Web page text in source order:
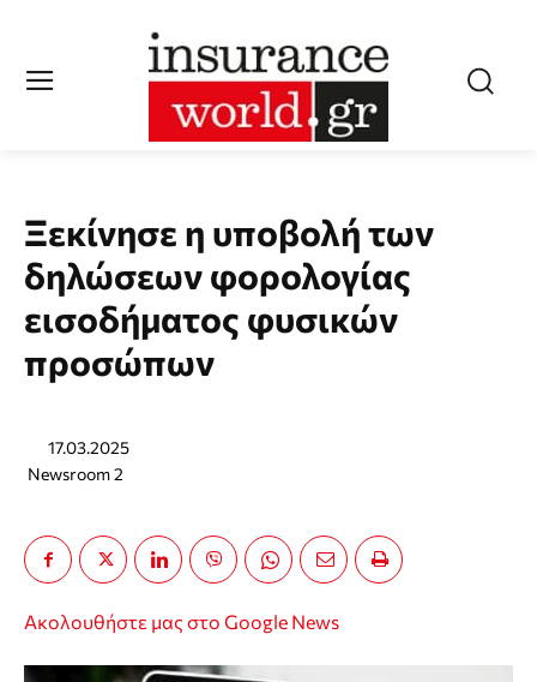
Ξεκίνησε η υποβολή των
δηλώσεων φορολογίας
εισοδήματος φυσικών
προσώπων
17.03.2025
Newsroom 2
Ακολουθήστε μας στο Google News